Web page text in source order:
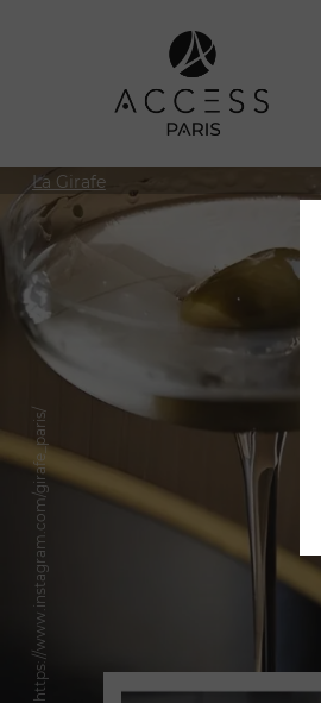
https://www.instagram.com/girafe_paris/
La Girafe